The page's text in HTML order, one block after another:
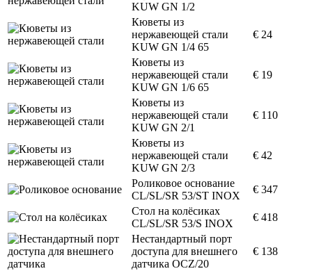
KUW GN 1/2
Кюветы из
нержавеющей стали
KUW GN 1/4 65
€ 24
Кюветы из
нержавеющей стали
KUW GN 1/6 65
€ 19
Кюветы из
нержавеющей стали
KUW GN 2/1
€ 110
Кюветы из
нержавеющей стали
KUW GN 2/3
€ 42
Роликовое основание
CL/SL/SR 53/ST INOX
€ 347
Стол на колёсиках
CL/SL/SR 53/S INOX
€ 418
Нестандартный порт
доступа для внешнего
датчика OCZ/20
€ 138